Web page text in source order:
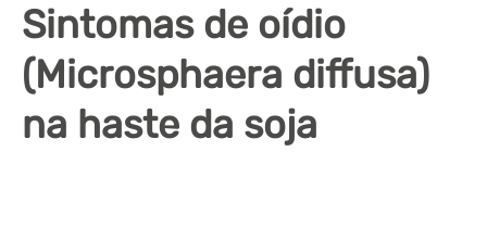
Sintomas de oídio
(Microsphaera diffusa)
na haste da soja